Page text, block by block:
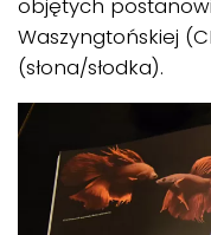
objętych
Waszyngtońskiej
(słona/słodka).